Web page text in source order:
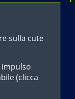
sulla cute
(clicca